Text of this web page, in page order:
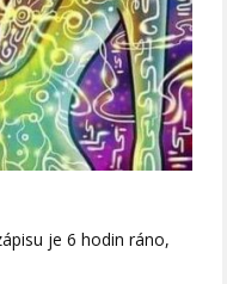
je 6 hodin ráno,